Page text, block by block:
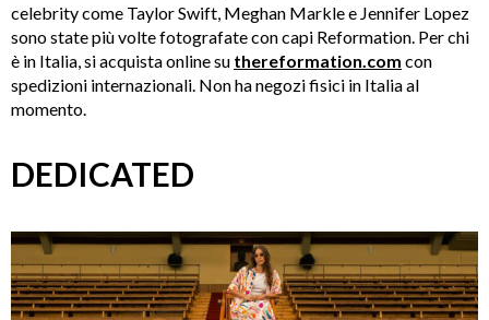
celebrity come Taylor Swift, Meghan Markle e Jennifer Lopez
sono state più volte fotografate con capi Reformation. Per chi
è in Italia, si acquista online su thereformation.com con
spedizioni internazionali. Non ha negozi fisici in Italia al
momento.
DEDICATED